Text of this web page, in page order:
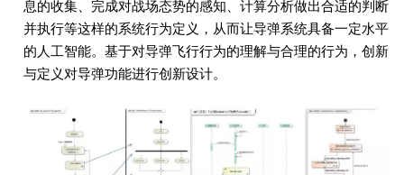
息的收集、完成对战场态势的感知、计算分析做出合适的判断
并执行等这样的系统行为定义，从而让导弹系统具备一定水平
的人工智能。基于对导弹飞行行为的理解与合理的行为，创新
与定义对导弹功能进行创新设计。